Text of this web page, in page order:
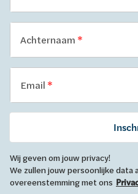
Achternaam
Email
Wij geven om jouw privacy!
We zullen jouw persoonlijke data
overeenstemming met ons